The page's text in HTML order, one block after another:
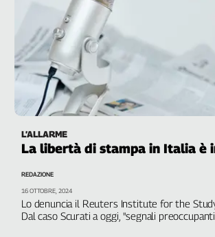
L’ALLARME
La libertà di stampa in Italia è
Lo denuncia il Reuters Institute for the
Dal caso Scurati a oggi, "segnali
REDAZIONE
16 OTTOBRE, 2024